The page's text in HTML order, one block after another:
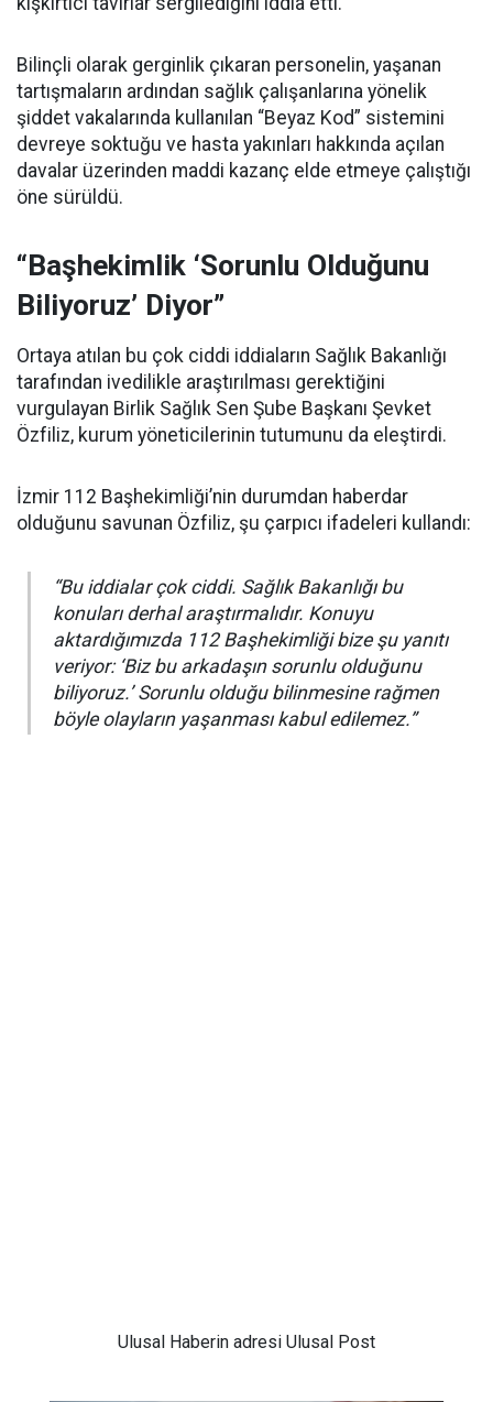
Bilinçli olarak gerginlik çıkaran personelin, yaşanan
tartışmaların ardından sağlık çalışanlarına yönelik
şiddet vakalarında kullanılan “Beyaz Kod” sistemini
devreye soktuğu ve hasta yakınları hakkında açılan
davalar üzerinden maddi kazanç elde etmeye çalıştığı
öne sürüldü.
“Başhekimlik ‘Sorunlu Olduğunu
Biliyoruz’ Diyor”
Ortaya atılan bu çok ciddi iddiaların Sağlık Bakanlığı
tarafından ivedilikle araştırılması gerektiğini
vurgulayan Birlik Sağlık Sen Şube Başkanı Şevket
Özfiliz, kurum yöneticilerinin tutumunu da eleştirdi.
İzmir 112 Başhekimliği’nin durumdan haberdar
olduğunu savunan Özfiliz, şu çarpıcı ifadeleri kullandı:
“Bu iddialar çok ciddi. Sağlık Bakanlığı bu
konuları derhal araştırmalıdır. Konuyu
aktardığımızda 112 Başhekimliği bize şu yanıtı
veriyor: ‘Biz bu arkadaşın sorunlu olduğunu
biliyoruz.’ Sorunlu olduğu bilinmesine rağmen
böyle olayların yaşanması kabul edilemez.”
Ulusal Haberin adresi Ulusal Post